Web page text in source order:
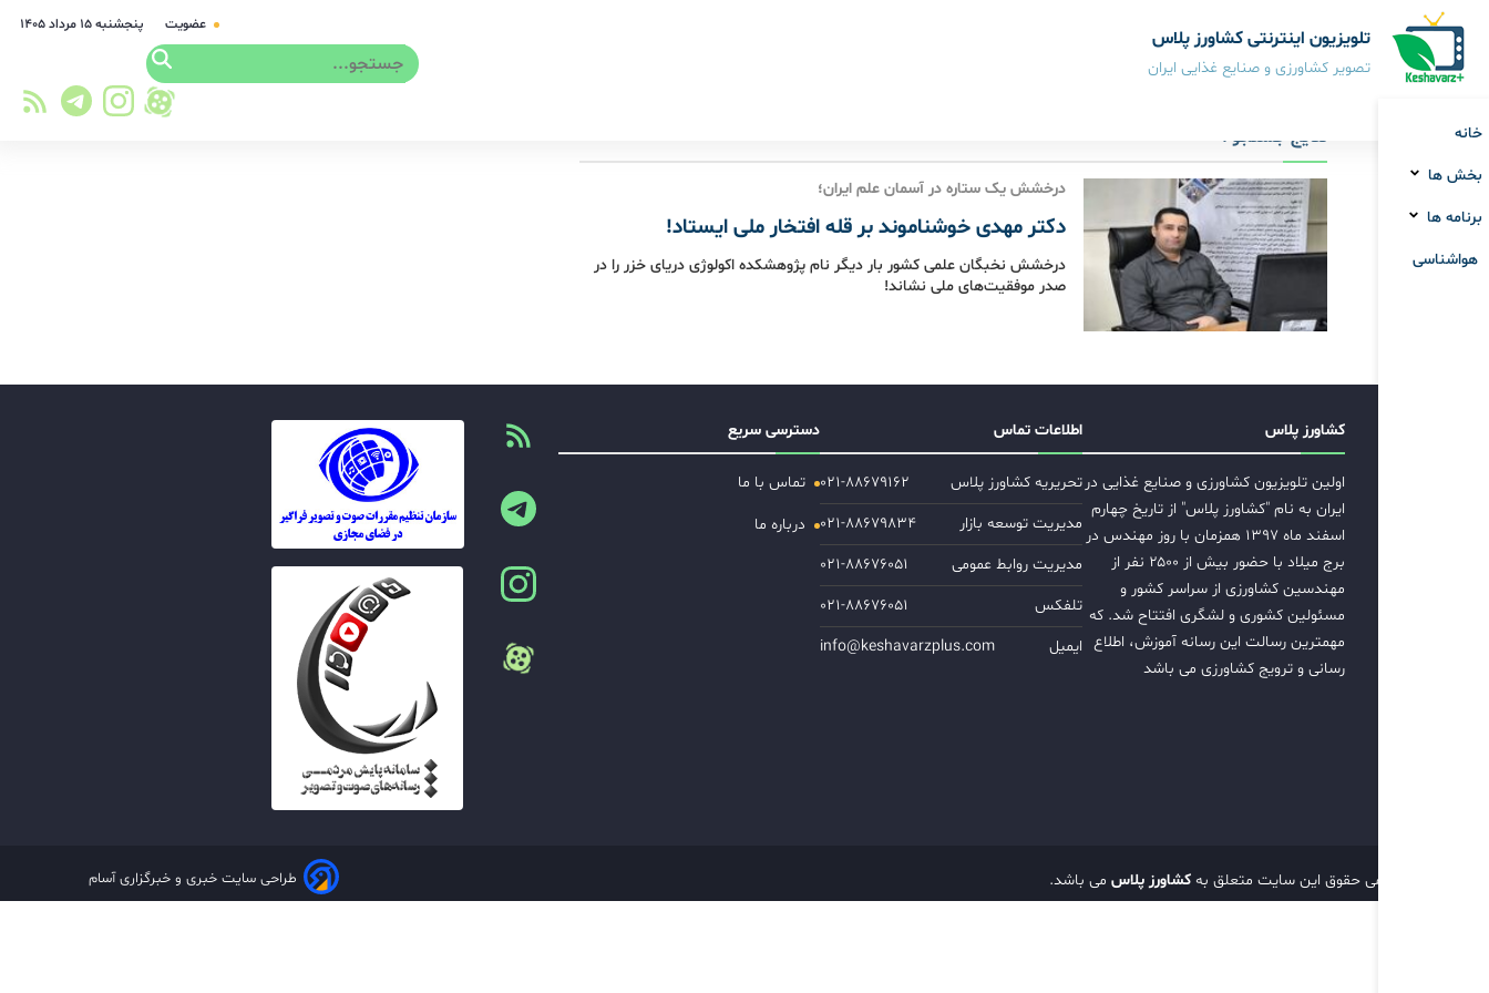
تلویزیون اینترنتی کشاورز پلاس
تصویر کشاورزی و صنایع غذایی ایران
عضویت پنجشنبه ۱۵ مرداد ۱۴۰۵
خانه
بخش ها
برنامه ها
هواشناسی
نتایج جستجو :
درخشش یک ستاره در آسمان علم ایران؛
دکتر مهدی خوشناموند بر قله افتخار ملی ایستاد!
درخشش نخبگان علمی کشور بار دیگر نام پژوهشکده اکولوژی دریای خزر را در
صدر موفقیت‌های ملی نشاند!
کشاورز پلاس
اولین تلویزیون کشاورزی و صنایع غذایی در
ایران به نام "کشاورز پلاس" از تاریخ چهارم
اسفند ماه ۱۳۹۷ همزمان با روز مهندس در
برج میلاد با حضور بیش از ۲۵۰۰ نفر از
مهندسین کشاورزی از سراسر کشور و
مسئولین کشوری و لشگری افتتاح شد. که
مهمترین رسالت این رسانه آموزش، اطلاع
رسانی و ترویج کشاورزی می باشد
اطلاعات تماس
تحریریه کشاورز پلاس
۰۲۱-۸۸۶۷۹۱۶۲
مدیریت توسعه بازار
۰۲۱-۸۸۶۷۹۸۳۴
مدیریت روابط عمومی
۰۲۱-۸۸۶۷۶۰۵۱
تلفکس
۰۲۱-۸۸۶۷۶۰۵۱
ایمیل
info@keshavarzplus.com
دسترسی سریع
تماس با ما
درباره ما
تمامی حقوق این سایت متعلق به کشاورز پلاس می باشد. طراحی سایت خبری و خبرگزاری آسام